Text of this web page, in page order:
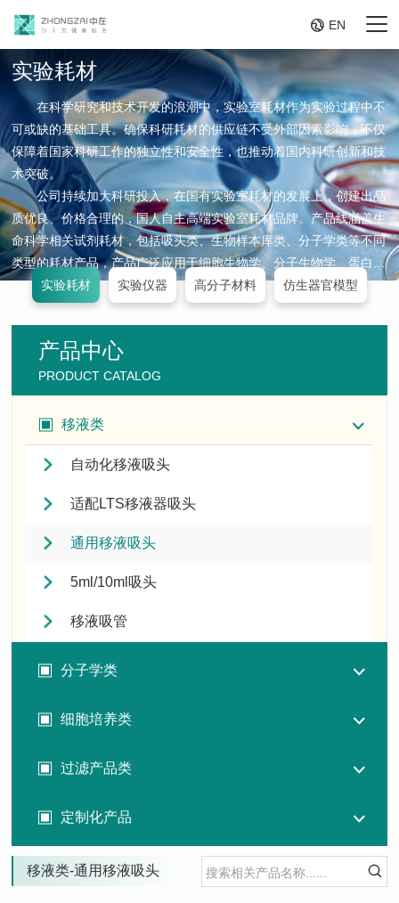
 EN
实验耗材
在科学研究和技术开发的浪潮中，实验室耗材作为实验过程中不
可或缺的基础工具。确保科研耗材的供应链不受外部因素影响，不仅
保障着国家科研工作的独立性和安全性，也推动着国内科研创新和技
术突破。
公司持续加大科研投入，在国有实验室耗材的发展上，创建出品
质优良、价格合理的，国人自主高端实验室耗材品牌。产品线涵盖生
命科学相关试剂耗材，包括吸头类、生物样本库类、分子学类等不同
类型的耗材产品，产品广泛应用于细胞生物学、分子生物学、蛋白组
学、生物化学等学科,为国内各高等院校、研究机构和相关企事业单
位提供配套产品。产品以其优良的品质受到广大客户的一致认可。
实验耗材 实验仪器 高分子材料 仿生器官模型
产品中心
PRODUCT CATALOG
移液类
自动化移液吸头
适配LTS移液器吸头
通用移液吸头
5ml/10ml吸头
移液吸管
分子学类
细胞培养类
过滤产品类
定制化产品
移液类-通用移液吸头 